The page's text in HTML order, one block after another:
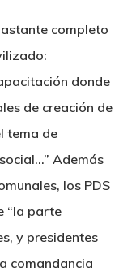
completo
donde
de creación de
tema de
Además
los PDS
“la parte
y presidentes
comandancia